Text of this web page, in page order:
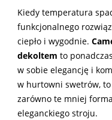
Kiedy temperatura
funkcjonalnego
ciepło i wygodnie.
dekoltem to
w sobie elegancję i
w hurtowni swetrów,
zarówno te mniej
eleganckiego stroju.